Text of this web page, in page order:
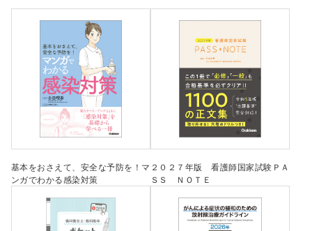
基本をおさえて、安全な予防を！マ
ンガでわかる感染対策
２０２７年版 看護師国家試験ＰＡ
ＳＳ ＮＯＴＥ